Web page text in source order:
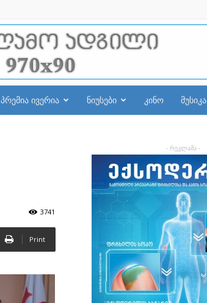
პრემია ივერია ნიუსები კინო მუსიკა
3741
Print
- რეკლამა -